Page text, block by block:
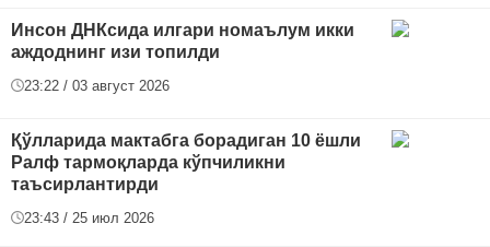
Инсон ДНКсида илгари номаълум икки
аждоднинг изи топилди
23:22 / 03 август 2026
Қўлларида мактабга борадиган 10 ёшли
Ралф тармоқларда кўпчиликни
таъсирлантирди
23:43 / 25 июл 2026